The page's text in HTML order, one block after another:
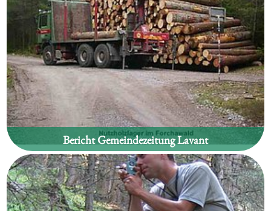
Bericht Gemeindezeitung Lavant